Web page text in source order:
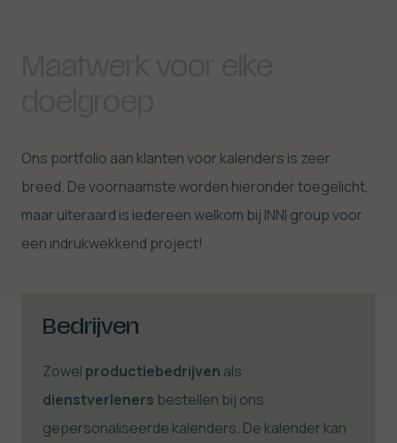
Ons portfolio aan klanten voor kalenders is zeer
breed. De voornaamste worden hieronder toegelicht,
maar uiteraard is iedereen welkom bij INNI group voor
een indrukwekkend project!
Bedrijven
Zowel productiebedrijven als
dienstverleners bestellen bij ons
gepersonaliseerde kalenders. De kalender kan